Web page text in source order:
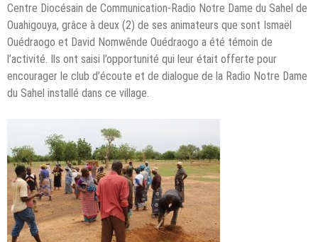
Centre Diocésain de Communication-Radio Notre Dame du Sahel de
Ouahigouya, grâce à deux (2) de ses animateurs que sont Ismaël
Ouédraogo et David Nomwênde Ouédraogo a été témoin de
l’activité. Ils ont saisi l’opportunité qui leur était offerte pour
encourager le club d’écoute et de dialogue de la Radio Notre Dame
du Sahel installé dans ce village.